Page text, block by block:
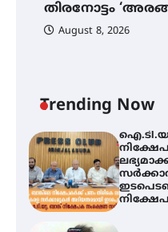
തിരനോട്ടം
August 8, 2026
Trending Now